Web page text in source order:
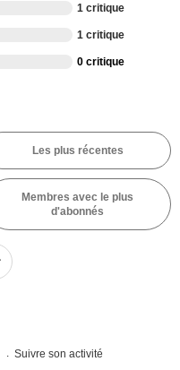
1 critique
1 critique
0 critique
Les plus récentes
Membres avec le plus
d'abonnés
Suivre son activité